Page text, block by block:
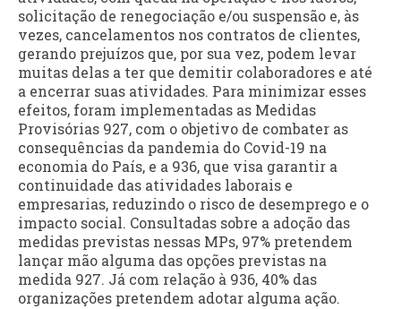
solicitação de renegociação e/ou suspensão e, às
vezes, cancelamentos nos contratos de clientes,
gerando prejuízos que, por sua vez, podem levar
muitas delas a ter que demitir colaboradores e até
a encerrar suas atividades. Para minimizar esses
efeitos, foram implementadas as Medidas
Provisórias 927, com o objetivo de combater as
consequências da pandemia do Covid-19 na
economia do País, e a 936, que visa garantir a
continuidade das atividades laborais e
empresarias, reduzindo o risco de desemprego e o
impacto social. Consultadas sobre a adoção das
medidas previstas nessas MPs, 97% pretendem
lançar mão alguma das opções previstas na
medida 927. Já com relação à 936, 40% das
organizações pretendem adotar alguma ação.